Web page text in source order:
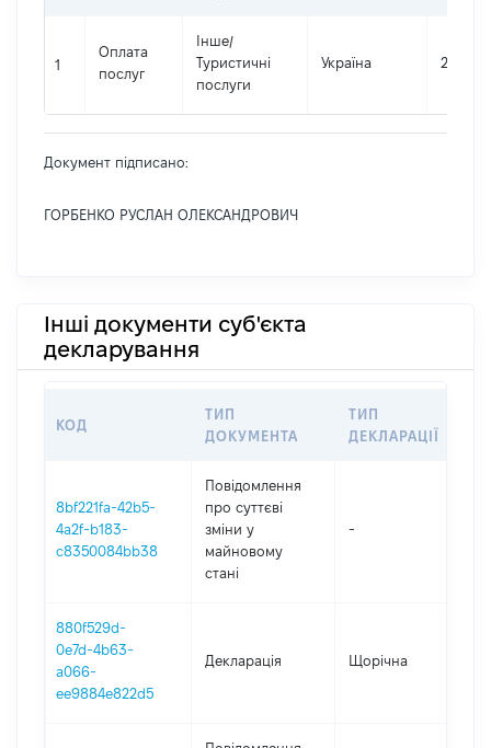
1
Оплата
послуг
Інше/
Туристичні
послуги
Україна 240000
Документ підписано:
ГОРБЕНКО РУСЛАН ОЛЕКСАНДРОВИЧ
Інші документи суб'єкта
декларування
КОД
ТИП
ДОКУМЕНТА
ТИП
ДЕКЛАРАЦІЇ
8bf221fa-42b5-
4a2f-b183-
c8350084bb38
Повідомлення
про суттєві
зміни y
майновому
стані
-
880f529d-
0e7d-4b63-
a066-
ee9884e822d5
Декларація Щорічна